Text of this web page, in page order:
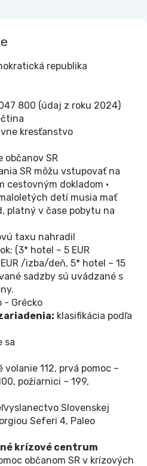
republika
800 (údaj z roku 2024)
kresťanstvo
občanov SR
SR môžu vstupovať na
cestovným dokladom •
detí musia mať
platný v čase pobytu na
taxu nahradil
(3* hotel – 5 EUR
/izba/deň, 5* hotel – 15
sadzby sú uvádzané s
- Grécko
klasifikácia podľa
sa
volanie 112, prvá pomoc –
požiarnici – 199,
Slovenskej
Seferi 4, Paleo
krízové centrum
občanom SR v krízových